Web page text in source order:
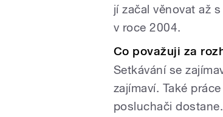
jí začal věnovat až
v roce 2004.
Co považuji za
Setkávání se
zajímaví. Také
posluchači